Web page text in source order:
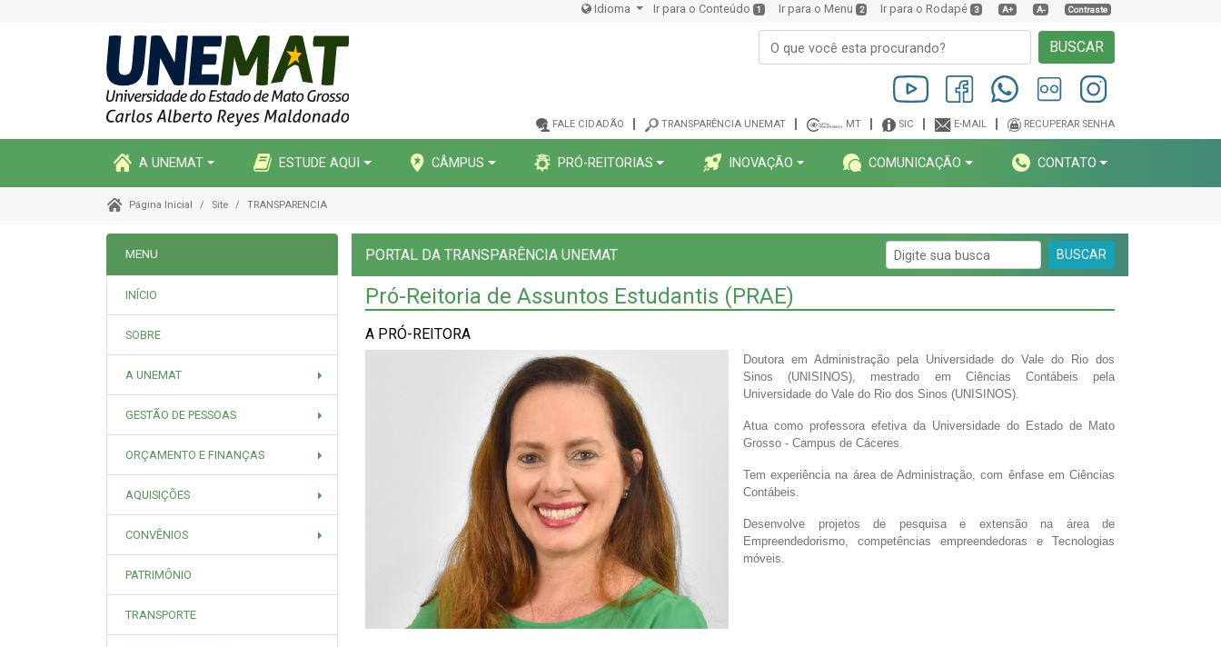
Idioma Ir para o Conteúdo 1 Ir para o Menu 2 Ir para o Rodapé 3 A+ A- Contraste
BUSCAR
FALE CIDADÃO TRANSPARÊNCIA UNEMAT MT SIC E-MAIL RECUPERAR SENHA
A UNEMAT ESTUDE AQUI CÂMPUS PRÓ-REITORIAS INOVAÇÃO COMUNICAÇÃO CONTATO
Página Inicial Site TRANSPARENCIA
MENU
INÍCIO
SOBRE
A UNEMAT
GESTÃO DE PESSOAS
ORÇAMENTO E FINANÇAS
AQUISIÇÕES
CONVÊNIOS
PATRIMÔNIO
TRANSPORTE
PORTAL DA TRANSPARÊNCIA UNEMAT BUSCAR
Pró-Reitoria de Assuntos Estudantis (PRAE)
A PRÓ-REITORA
Doutora em Administração pela Universidade do Vale do Rio dos
Sinos (UNISINOS), mestrado em Ciências Contábeis pela
Universidade do Vale do Rio dos Sinos (UNISINOS).
Atua como professora efetiva da Universidade do Estado de Mato
Grosso - Campus de Cáceres.
Tem experiência na área de Administração, com ênfase em Ciências
Contábeis.
Desenvolve projetos de pesquisa e extensão na área de
Empreendedorismo, competências empreendedoras e Tecnologias
móveis.